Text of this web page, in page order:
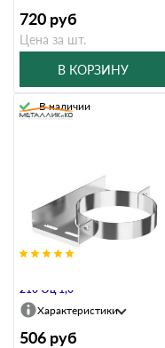
720 руб
Цена за шт.
В КОРЗИНУ
210 Оц 1,0
В наличии
Характеристики
506 руб